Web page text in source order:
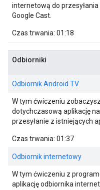
internetową do
Google Cast.
Czas trwania: 01:18
Odbiorniki
Odbiornik Android TV
W tym ćwiczeniu
dotychczasową aplikację
przesyłanie z istniejących
Czas trwania: 01:37
Odbiornik internetowy
W tym ćwiczeniu z
aplikację odbiornika